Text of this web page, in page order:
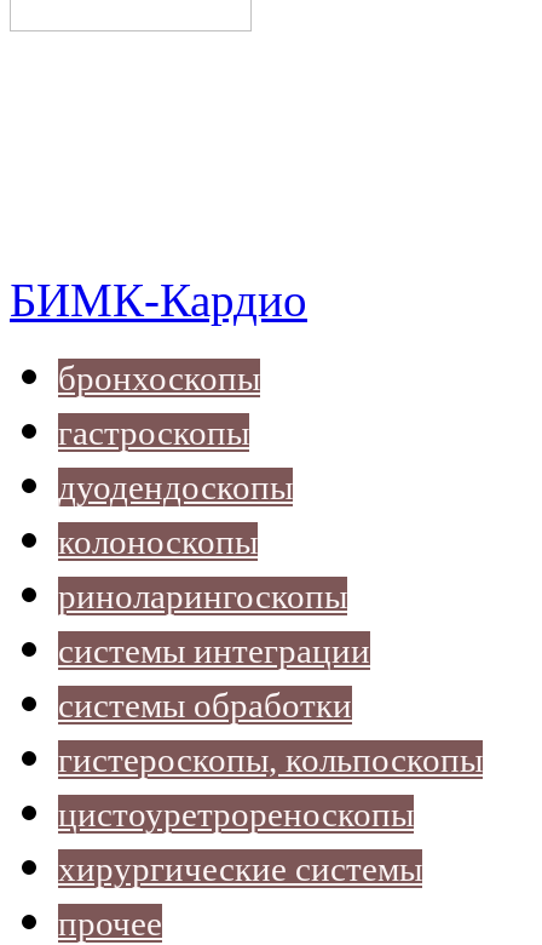
БИМК-Кардио
бронхоскопы
гастроскопы
дуодендоскопы
колоноскопы
риноларингоскопы
системы интеграции
системы обработки
гистероскопы, кольпоскопы
цистоуретрореноскопы
хирургические системы
прочее